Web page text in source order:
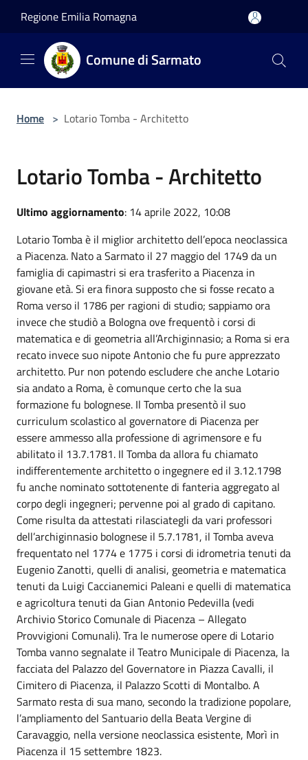
Regione Emilia Romagna
Comune di Sarmato
Home > Lotario Tomba - Architetto
Lotario Tomba - Architetto
Ultimo aggiornamento: 14 aprile 2022, 10:08
Lotario Tomba è il miglior architetto dell’epoca neoclassica
a Piacenza. Nato a Sarmato il 27 maggio del 1749 da un
famiglia di capimastri si era trasferito a Piacenza in
giovane età. Si era finora supposto che si fosse recato a
Roma verso il 1786 per ragioni di studio; sappiamo ora
invece che studiò a Bologna ove frequentò i corsi di
matematica e di geometria all’Archiginnasio; a Roma si era
recato invece suo nipote Antonio che fu pure apprezzato
architetto. Pur non potendo escludere che anche Lotario
sia andato a Roma, è comunque certo che la sua
formazione fu bolognese. Il Tomba presentò il suo
curriculum scolastico al governatore di Piacenza per
essere ammesso alla professione di agrimensore e fu
abilitato il 13.7.1781. Il Tomba da allora fu chiamato
indifferentemente architetto o ingegnere ed il 3.12.1798
fu anche nominato sottotenente di fanteria aggregato al
corpo degli ingegneri; pervenne poi al grado di capitano.
Come risulta da attestati rilasciategli da vari professori
dell’archiginnasio bolognese il 5.7.1781, il Tomba aveva
frequentato nel 1774 e 1775 i corsi di idrometria tenuti da
Eugenio Zanotti, quelli di analisi, geometria e matematica
tenuti da Luigi Caccianemici Paleani e quelli di matematica
e agricoltura tenuti da Gian Antonio Pedevilla (vedi
Archivio Storico Comunale di Piacenza – Allegato
Provvigioni Comunali). Tra le numerose opere di Lotario
Tomba vanno segnalate il Teatro Municipale di Piacenza, la
facciata del Palazzo del Governatore in Piazza Cavalli, il
Cimitero di Piacenza, il Palazzo Scotti di Montalbo. A
Sarmato resta di sua mano, secondo la tradizione popolare,
l’ampliamento del Santuario della Beata Vergine di
Caravaggio, nella versione neoclassica esistente, Morì in
Piacenza il 15 settembre 1823.